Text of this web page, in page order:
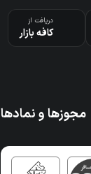
دریافت از
کافه بازار
مجوزها و نمادها